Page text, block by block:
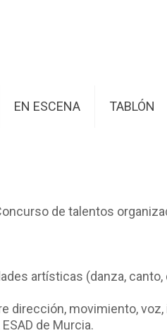
EN ESCENA TABLÓN
de talentos
artísticas (danza,
dirección, movimiento,
de Murcia.